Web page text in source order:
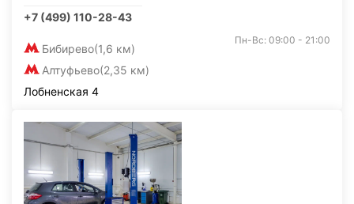
+7 (499) 110-28-43
Бибирево(1,6 км)
Алтуфьево(2,35 км)
Пн-Вс: 09:00 - 21:00
Лобненская 4